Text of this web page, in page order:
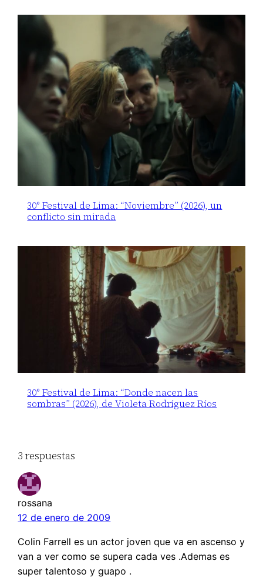
30° Festival de Lima: “Noviembre” (2026), un
conflicto sin mirada
30° Festival de Lima: “Donde nacen las
sombras” (2026), de Violeta Rodríguez Ríos
3 respuestas
rossana
12 de enero de 2009
Colin Farrell es un actor joven que va en ascenso y
van a ver como se supera cada ves .Ademas es
super talentoso y guapo .